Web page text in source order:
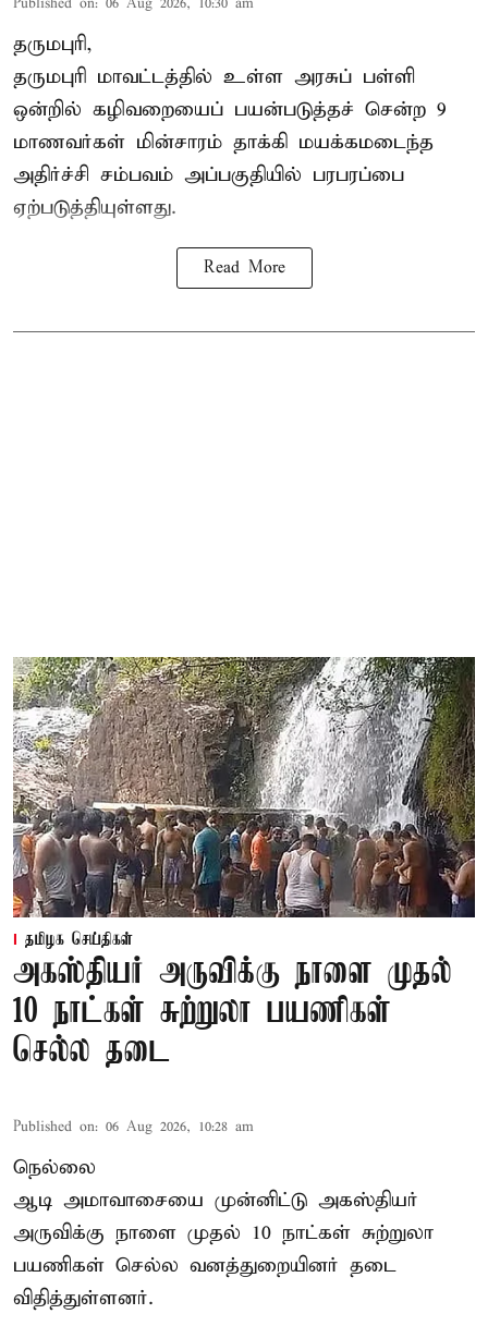
Published on: 06 Aug 2026, 10:30 am
தருமபுரி,
தருமபுரி மாவட்டத்தில் உள்ள அரசுப் பள்ளி
ஒன்றில் கழிவறையைப் பயன்படுத்தச் சென்ற 9
மாணவர்கள் மின்சாரம் தாக்கி மயக்கமடைந்த
அதிர்ச்சி சம்பவம் அப்பகுதியில் பரபரப்பை
ஏற்படுத்தியுள்ளது.
Read More
தமிழக செய்திகள்
அகஸ்தியர் அருவிக்கு நாளை முதல்
10 நாட்கள் சுற்றுலா பயணிகள்
செல்ல தடை
Published on: 06 Aug 2026, 10:28 am
நெல்லை
ஆடி அமாவாசையை முன்னிட்டு அகஸ்தியர்
அருவிக்கு நாளை முதல் 10 நாட்கள் சுற்றுலா
பயணிகள் செல்ல வனத்துறையினர் தடை
விதித்துள்ளனர்.